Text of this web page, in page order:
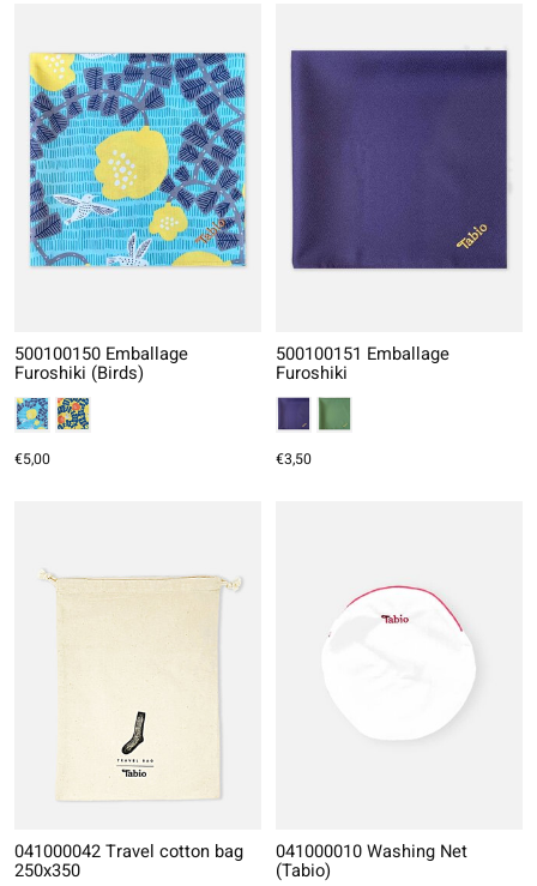
500100150 Emballage
Furoshiki (Birds)
€5,00
500100151 Emballage
Furoshiki
€3,50
041000042 Travel cotton bag
250x350
041000010 Washing Net
(Tabio)